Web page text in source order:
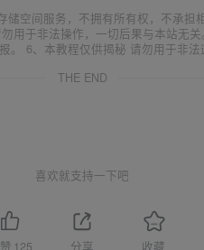
空间服务，不拥有所有权，不承
用于非法操作，一切后果与本站无
。 6、本教程仅供揭秘 请勿用于非
THE END
喜欢就支持一下吧
125 分享 收藏